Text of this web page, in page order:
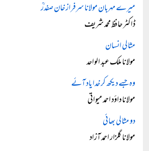
میرے مہربان مولانا سرفراز خان صفدرؒ
ڈاکٹر حافظ محمد شریف
مثالی انسان
مولانا ملک عبد الواحد
وہ جسے دیکھ کر خدا یاد آئے
مولانا داؤد احمد میواتی
دو مثالی بھائی
مولانا گلزار احمد آزاد